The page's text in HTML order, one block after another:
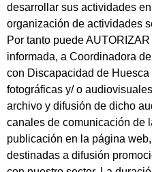
desarrollar sus actividades
organización de actividades
Por tanto puede
informada, a Coordinadora
con Discapacidad de
fotográficas y/ o
archivo y difusión de dicho
canales de comunicación de
publicación en la página
destinadas a difusión